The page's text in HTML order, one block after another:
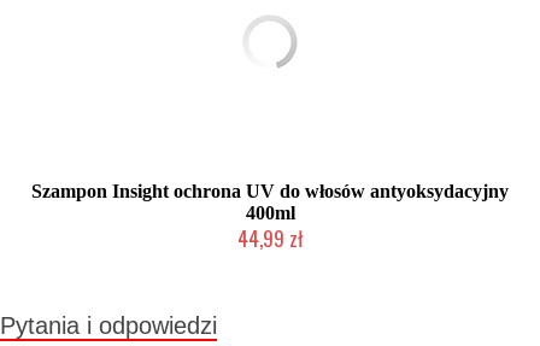
Szampon Insight ochrona UV do włosów antyoksydacyjny
400ml
44,99 zł
Pytania i odpowiedzi